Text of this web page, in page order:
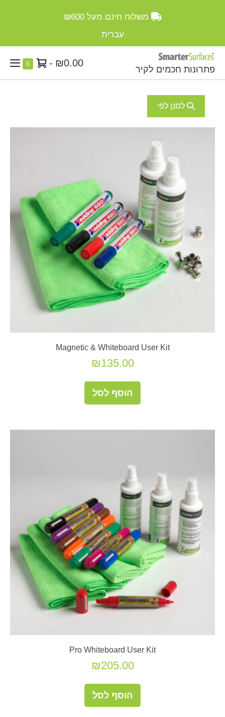
משלוח חינם מעל₪600
עברית
פתרונות חכמים לקיר
סל
קניות
₪0.00
-
0
Items
Cart
לסנן לפי
Magnetic & Whiteboard User Kit
₪135.00
הוסף לסל
Pro Whiteboard User Kit
₪205.00
הוסף לסל